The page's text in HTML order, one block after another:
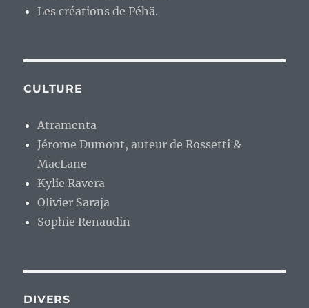
Les créations de Péhä.
CULTURE
Atramenta
Jérome Dumont, auteur de Rossetti &
MacLane
Kylie Ravera
Olivier Saraja
Sophie Renaudin
DIVERS